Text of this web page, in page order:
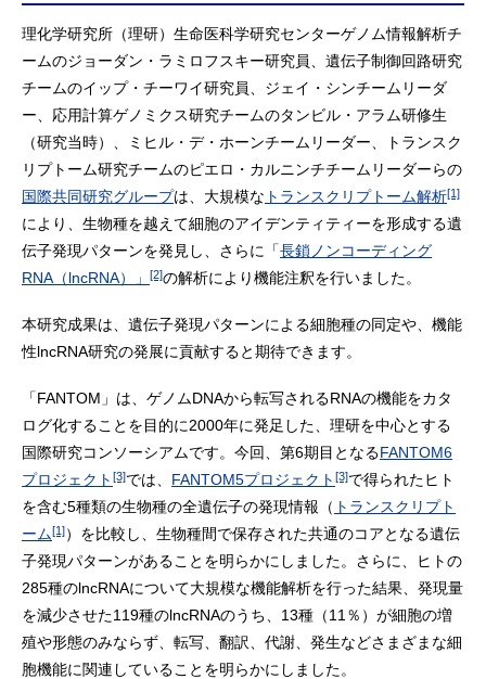
理化学研究所（理研）生命医科学研究センターゲノム情報解析チ
ームのジョーダン・ラミロフスキー研究員、遺伝子制御回路研究
チームのイップ・チーワイ研究員、ジェイ・シンチームリーダ
ー、応用計算ゲノミクス研究チームのタンビル・アラム研修生
（研究当時）、ミヒル・デ・ホーンチームリーダー、トランスク
リプトーム研究チームのピエロ・カルニンチチームリーダーらの
国際共同研究グループは、大規模な トランスクリプトーム解析[1]
により、生物種を越えて細胞のアイデンティティーを形成する遺
伝子発現パターンを発見し、さらに「長鎖ノンコーディング
RNA（lncRNA）」
[2]の解析により機能注釈を行いました。
本研究成果は、遺伝子発現パターンによる細胞種の同定や、機能
性lncRNA研究の発展に貢献すると期待できます。
「FANTOM」は、ゲノムDNAから転写されるRNAの機能をカタ
ログ化することを目的に2000年に発足した、理研を中心とする
国際研究コンソーシアムです。今回、第6期目となるFANTOM6
プロジェクト [3]では、 FANTOM5プロジェクト [3]で得られたヒト
を含む5種類の生物種の全遺伝子の発現情報（ トランスクリプト
ーム[1]）を比較し、生物種間で保存された共通のコアとなる遺伝
子発現パターンがあることを明らかにしました。さらに、ヒトの
285種のlncRNAについて大規模な機能解析を行った結果、発現量
を減少させた119種のlncRNAのうち、13種（11％）が細胞の増
殖や形態のみならず、転写、翻訳、代謝、発生などさまざまな細
胞機能に関連していることを明らかにしました。